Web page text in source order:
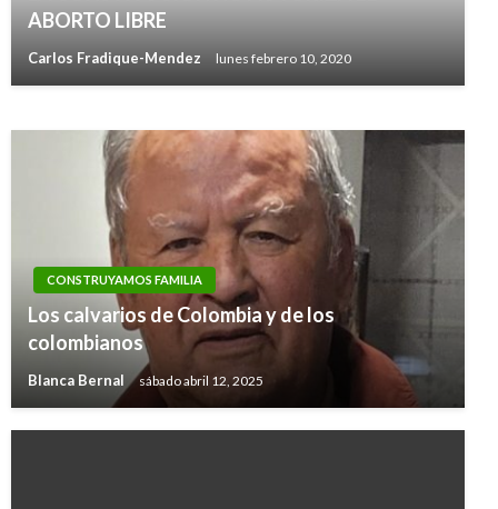
ABORTO LIBRE
Carlos Fradique-Mendez lunes febrero 10, 2020
CONSTRUYAMOS FAMILIA
Los calvarios de Colombia y de los
colombianos
Blanca Bernal sábado abril 12, 2025